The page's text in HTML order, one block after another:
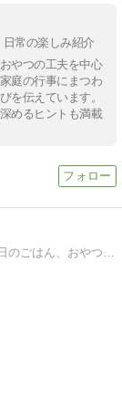
常の楽しみ紹介
やつの工夫を中心
庭の行事にまつわ
を伝えています。
めるヒントも満載